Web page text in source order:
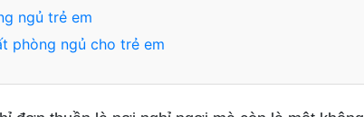
ngủ trẻ em
phòng ngủ cho trẻ em